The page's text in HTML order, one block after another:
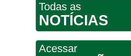
Todas as
NOTÍCIAS
Acessar